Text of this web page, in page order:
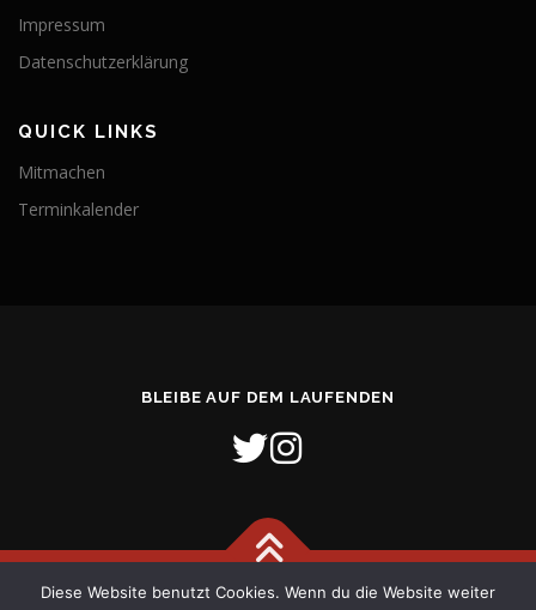
Impressum
Datenschutzerklärung
QUICK LINKS
Mitmachen
Terminkalender
BLEIBE AUF DEM LAUFENDEN
Diese Website benutzt Cookies. Wenn du die Website weiter